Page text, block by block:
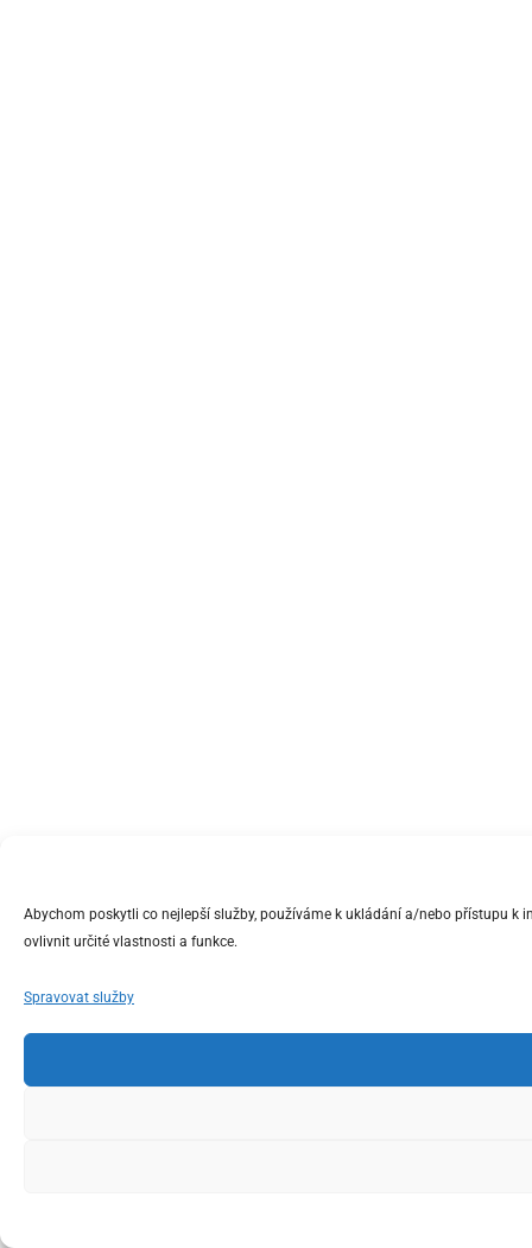
Abychom poskytli co nejlepší služby, používáme k ukládání a/nebo přístupu
ovlivnit určité vlastnosti a funkce.
Spravovat služby